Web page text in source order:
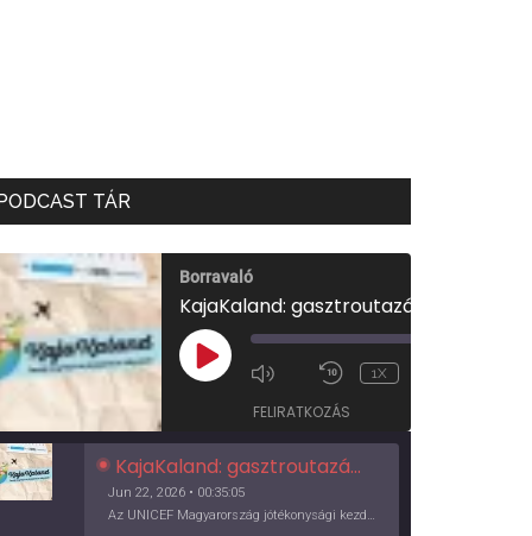
TÁR
Borravaló
PLAY
EPISODE
1X
FELIRATKOZÁS
KajaKaland: gasztroutazás a föld körül
Jun 22, 2026 • 00:35:05
Az UNICEF Magyarország jótékonysági kezdeményezése izgalmas, egész éves világkörüli ízutazásra hív, igazi családi program és gasztroedukáció, illetve segítség a rászorulóknak is egyben.